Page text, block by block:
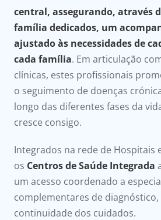
Sport
central, assegurando, através
família dedicados, um
ajustado às necessidades de
cada família. Em articulação
clínicas, estes profissionais
o seguimento de doenças
longo das diferentes fases da
cresce consigo.
Integrados na rede de Hospitais
os Centros de Saúde Integrada
um acesso coordenado a
complementares de
continuidade dos cuidados.